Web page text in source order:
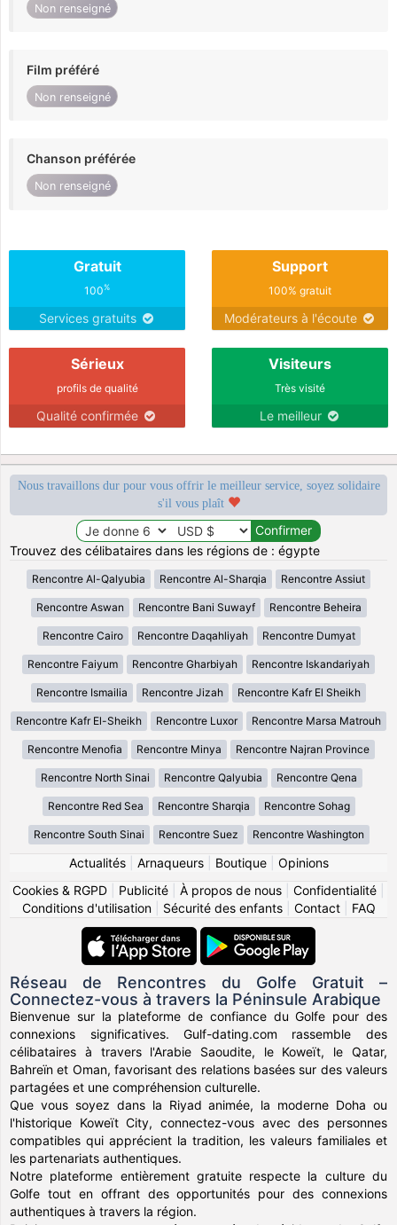
Non renseigné
Film préféré
Non renseigné
Chanson préférée
Non renseigné
Gratuit
100%
Services gratuits
Support
100% gratuit
Modérateurs à l'écoute
Sérieux
profils de qualité
Qualité confirmée
Visiteurs
Très visité
Le meilleur
Nous travaillons dur pour vous offrir le meilleur service, soyez solidaire
s'il vous plaît
Trouvez des célibataires dans les régions de : égypte
Rencontre Al-Qalyubia Rencontre Al-Sharqia Rencontre Assiut
Rencontre Aswan Rencontre Bani Suwayf Rencontre Beheira
Rencontre Cairo Rencontre Daqahliyah Rencontre Dumyat
Rencontre Faiyum Rencontre Gharbiyah Rencontre Iskandariyah
Rencontre Ismailia Rencontre Jizah Rencontre Kafr El Sheikh
Rencontre Kafr El-Sheikh Rencontre Luxor Rencontre Marsa Matrouh
Rencontre Menofia Rencontre Minya Rencontre Najran Province
Rencontre North Sinai Rencontre Qalyubia Rencontre Qena
Rencontre Red Sea Rencontre Sharqia Rencontre Sohag
Rencontre South Sinai Rencontre Suez Rencontre Washington
Actualités| Arnaqueurs| Boutique| Opinions
Cookies & RGPD
Publicité À propos de nous Confidentialité
Conditions d'utilisation| Sécurité des enfants| Contact| FAQ
Réseau de Rencontres du Golfe Gratuit –
Connectez-vous à travers la Péninsule Arabique
Bienvenue sur la plateforme de confiance du Golfe pour des
connexions significatives. Gulf-dating.com rassemble des
célibataires à travers l'Arabie Saoudite, le Koweït, le Qatar,
Bahreïn et Oman, favorisant des relations basées sur des valeurs
partagées et une compréhension culturelle.
Que vous soyez dans la Riyad animée, la moderne Doha ou
l'historique Koweït City, connectez-vous avec des personnes
compatibles qui apprécient la tradition, les valeurs familiales et
les partenariats authentiques.
Notre plateforme entièrement gratuite respecte la culture du
Golfe tout en offrant des opportunités pour des connexions
authentiques à travers la région.